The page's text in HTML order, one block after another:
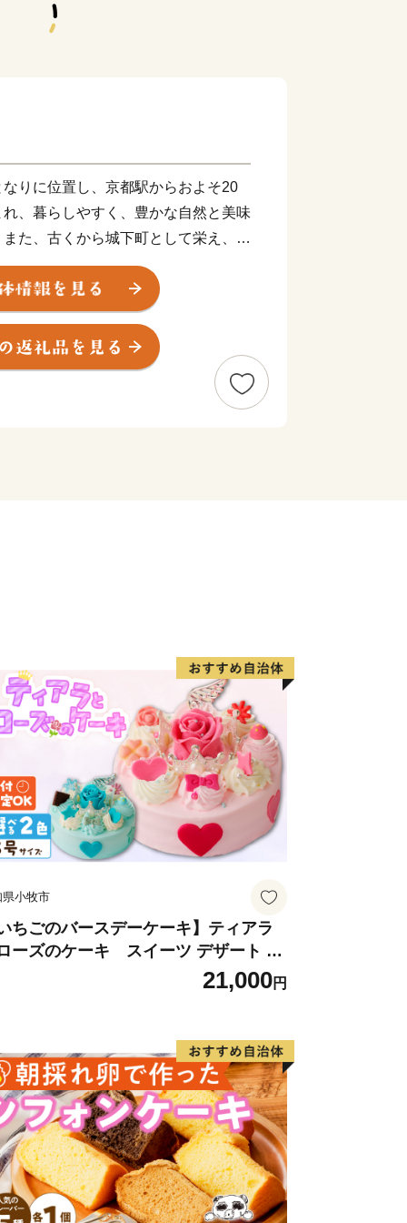
りに位置し、京都駅からおよそ20
、暮らしやすく、豊かな自然と美味
た、古くから城下町として栄え、足
史が変わる発信点となったまちでも
一帯に発生する「丹波霧」が、亀岡
います。特に朝方、かめおか霧のテ
しく、絶景をお楽しみいただけま
小牧市
ちごのバースデーケーキ】ティアラ
ーズのケーキ スイーツ デザート 洋
お取り寄せ 愛知県 小牧市 送料無料
日 クリスマス お祝い ばら 花 フラワ
21,000円